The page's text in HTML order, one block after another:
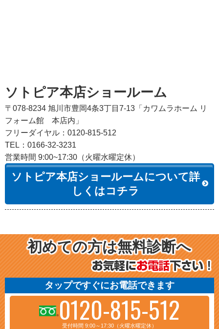
ソトピア本店ショールーム
〒078-8234 旭川市豊岡4条3丁目7-13「カワムラホーム リ
フォーム館 本店内」
フリーダイヤル：0120-815-512
TEL：0166-32-3231
営業時間 9:00~17:30（火曜水曜定休）
ソトピア本店ショールームについて詳
しくはコチラ
初めての方は無料診断へ
タップですぐにお電話できます
0120-815-512
受付時間 9:00～17:30（火曜水曜定休）